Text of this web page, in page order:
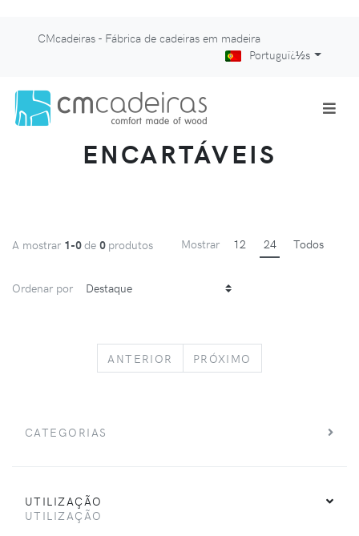
CMcadeiras - Fábrica de cadeiras em madeira
Portuguï¿½s
ENCARTÁVEIS
A mostrar 1-0de 0 produtos Mostrar 12 24 Todos
Ordenar por
ANTERIOR PREVIOUS
PRÓXIMO
CATEGORIAS
UTILIZAÇÃO
UTILIZAÇÃO